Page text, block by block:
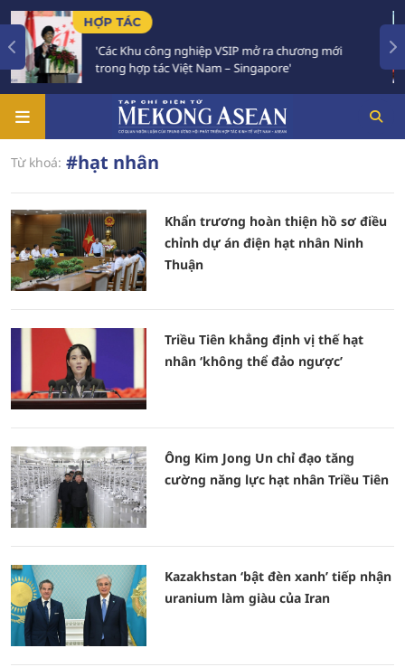
HỢP TÁC
'Các Khu công nghiệp VSIP mở ra chương mới
trong hợp tác Việt Nam – Singapore'
Từ khoá: #hạt nhân
Khẩn trương hoàn thiện hồ sơ điều
chỉnh dự án điện hạt nhân Ninh
Thuận
Triều Tiên khẳng định vị thế hạt
nhân ‘không thể đảo ngược’
Ông Kim Jong Un chỉ đạo tăng
cường năng lực hạt nhân Triều Tiên
Kazakhstan ‘bật đèn xanh’ tiếp nhận
uranium làm giàu của Iran